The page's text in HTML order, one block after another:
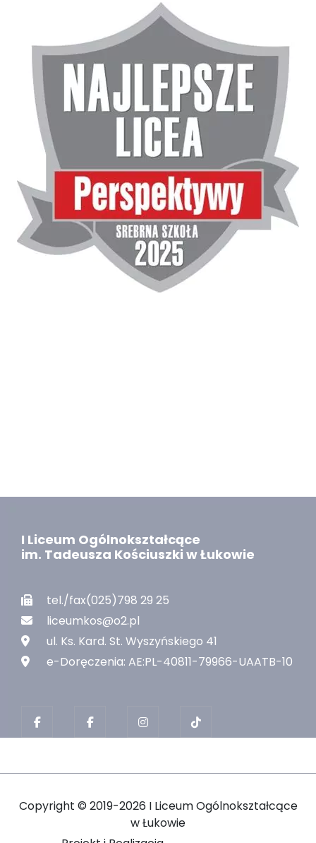
I Liceum Ogólnokształcące
im. Tadeusza Kościuszki w Łukowie
tel./fax(025)798 29 25
liceumkos@o2.pl
ul. Ks. Kard. St. Wyszyńskiego 41
e-Doręczenia: AE:PL-40811-79966-UAATB-10
Copyright © 2019-2026 I Liceum Ogólnokształcące
w Łukowie